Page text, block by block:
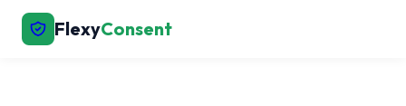
FlexyConsent